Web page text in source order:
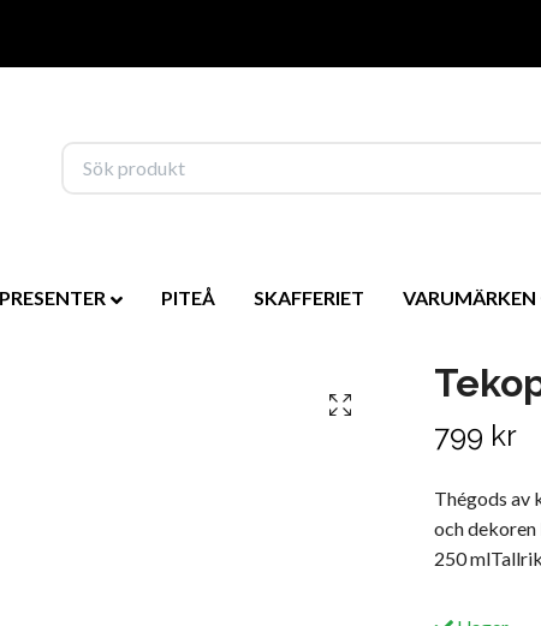
PRESENTER PITEÅ SKAFFERIET VARUMÄRKEN
799 kr
Thégods av
och dekoren
250